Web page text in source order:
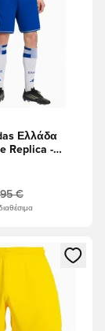
Ελλάδα
Replica -
€
ως
Modal για να